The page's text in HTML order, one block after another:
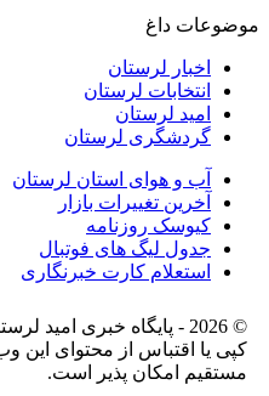
موضوعات داغ
اخبار لرستان
انتخابات لرستان
امید لرستان
گردشگری لرستان
آب و هوای استان لرستان
آخرین تغییرات بازار
کیوسک روزنامه
جدول لیگ های فوتبال
استعلام کارت خبرنگاری
© 2026 - پایگاه خبری اميد لرستان.تمامی حقوق محفوظ است.
کپی یا اقتباس از محتوای این
مستقیم امکان پذیر است.